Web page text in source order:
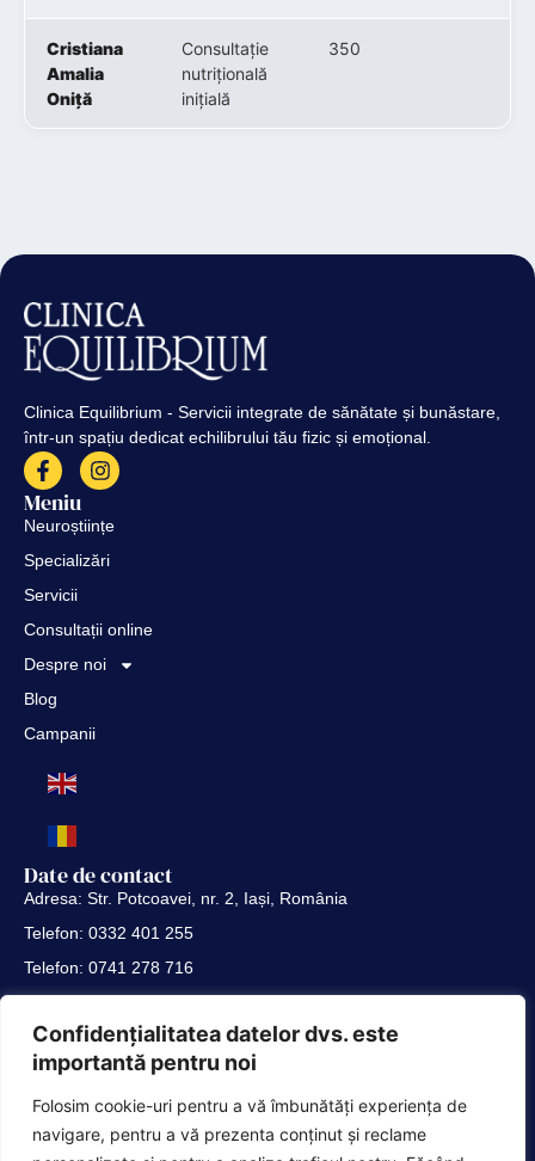
Confidențialitatea datelor dvs. este
importantă pentru noi
Folosim cookie-uri pentru a vă îmbunătăți experiența de
navigare, pentru a vă prezenta conținut și reclame
Cristiana
Amalia
Oniță
Consultație
nutrițională
inițială
350
Clinica Equilibrium - Servicii integrate de sănătate și bunăstare,
într-un spațiu dedicat echilibrului tău fizic și emoțional.
Meniu
Neuroștiințe
Specializări
Servicii
Consultații online
Despre noi
Blog
Campanii
Date de contact
Adresa: Str. Potcoavei, nr. 2, Iași, România
Telefon: 0332 401 255
Telefon: 0741 278 716
Telefon: 0741 288 808
Link-uri utile
Politica de confidențialitate
Termeni și condiții
Proiect european